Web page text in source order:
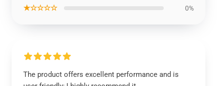
★☆☆☆☆ 0%
The product offers excellent performance and is